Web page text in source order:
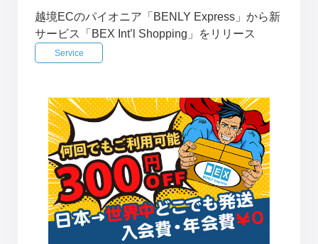
越境ECのパイオニア「BENLY Express」から新
サービス「BEX Int’l Shopping」をリリース
Service